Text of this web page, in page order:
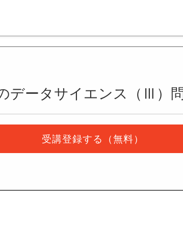
データサイエンス（Ⅲ）
受講登録する（無料）